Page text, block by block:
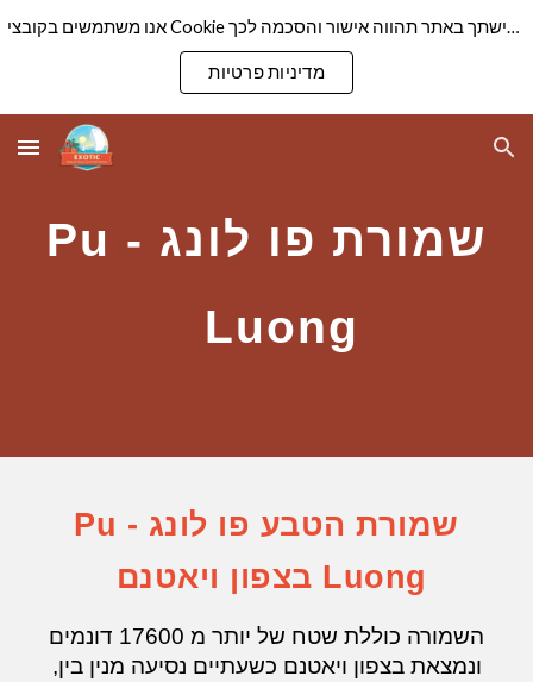
Skip to main content Skip to navigation
אנו משתמשים בקובצי Cookie כדי להבטיח שנספק לך את חוויית הגלישה הטובה ביותר באתר שלנו. המשך גלישתך באתר תהווה אישור והסכמה לכך
מדיניות פרטיות
שמורת פו לונג - Pu
Luong
שמורת הטבע פו לונג -
Pu
Luong בצפון ויאטנם
השמורה כוללת שטח של יותר מ 17600 דונמים
ונמצאת בצפון ויאטנם כשעתיים נסיעה מנין בין,